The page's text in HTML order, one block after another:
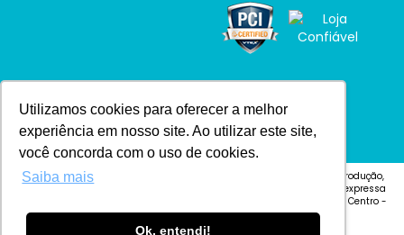
Utilizamos cookies para oferecer a melhor
experiência em nosso site. Ao utilizar este site,
você concorda com o uso de cookies.
Saiba mais
Ok, entendi!
© 2024 Defacile. Todos os direitos reservados. É vedada qualquer reprodução,
total ou parcial, de qualquer elemento de identidade, ou textos, sem expressa
autorização Defacile - Endereço: Rua Cel. José Vitoriano Vilas Bôas, 4 - Centro -
CEP 18600-130 - Botucatu-SP